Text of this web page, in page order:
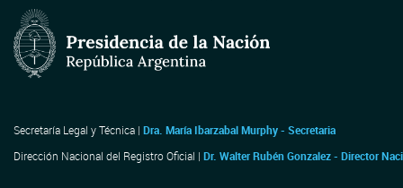
Secretaría Legal y Técnica | Dra. María Ibarzabal Murphy - Secretaria
Dirección Nacional del Registro Oficial | Dr. Walter Rubén Gonzalez - Director